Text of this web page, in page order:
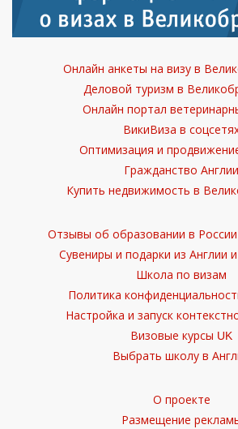
Онлайн анкеты на визу в
Деловой туризм в
Онлайн портал
ВикиВиза в
Оптимизация и
Гражданство Англии
Купить недвижимость в
Отзывы об образовании в
Сувениры и подарки из Англии
Школа по визам
Политика
Настройка и запуск
Визовые курсы UK
Выбрать школу в
О проекте
Размещение